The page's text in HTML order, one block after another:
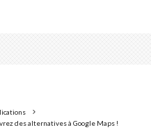
des alternatives à Google Maps !